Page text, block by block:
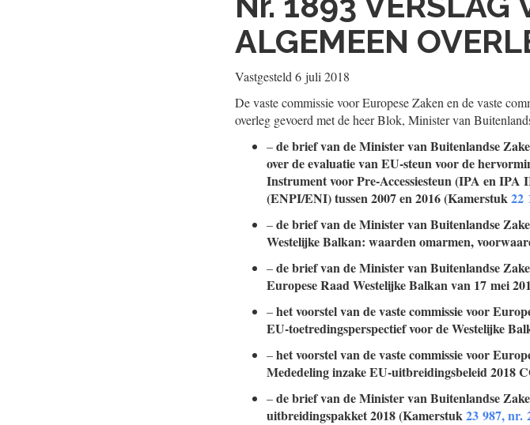
ALGEMEEN
Vastgesteld 6 juli 2018
De vaste commissie voor Europese Zaken en de vaste
overleg gevoerd met de heer Blok, Minister van
–de brief van de Minister van Buitenlandse
over de evaluatie van EU-steun voor de
Instrument voor Pre-Accessiesteun (IPA en
(ENPI/ENI) tussen 2007 en 2016 (Kamerstuk22
–de brief van de Minister van Buitenlandse
Westelijke Balkan: waarden omarmen,
–de brief van de Minister van Buitenlandse
Europese Raad Westelijke Balkan van 17 mei
–het voorstel van de vaste commissie voor
EU-toetredingsperspectief voor de Westelijke
–het voorstel van de vaste commissie voor
Mededeling inzake EU-uitbreidingsbeleid 2018
–de brief van de Minister van Buitenlandse
uitbreidingspakket 2018 (Kamerstuk23 987, nr.